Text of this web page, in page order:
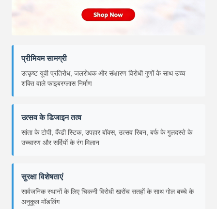
प्रीमियम सामग्री
उत्कृष्ट यूवी प्रतिरोध, जलरोधक और संक्षारण विरोधी गुणों के साथ उच्च
शक्ति वाले फाइबरग्लास निर्माण
उत्सव के डिजाइन तत्व
सांता के टोपी, कैंडी स्टिक, उपहार बॉक्स, उत्सव रिबन, बर्फ के गुलदस्ते के
उच्चारण और सर्दियों के रंग मिलान
सुरक्षा विशेषताएं
सार्वजनिक स्थानों के लिए चिकनी विरोधी खरोंच सतहों के साथ गोल बच्चे के
अनुकूल मॉडलिंग